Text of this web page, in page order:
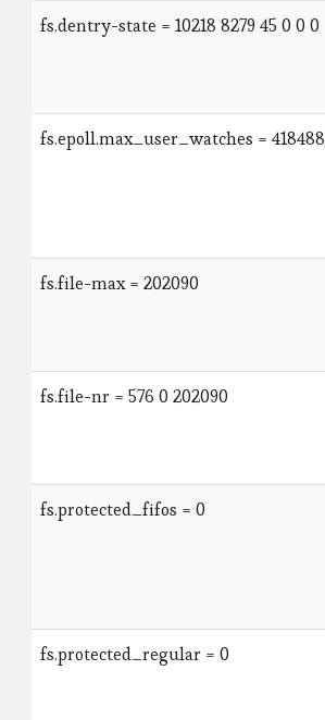
fs.dentry-state = 10218 8279 45 0 0 0
fs.epoll.max_user_watches = 418488
fs.file-max = 202090
fs.file-nr = 576 0 202090
fs.protected_fifos = 0
fs.protected_regular = 0